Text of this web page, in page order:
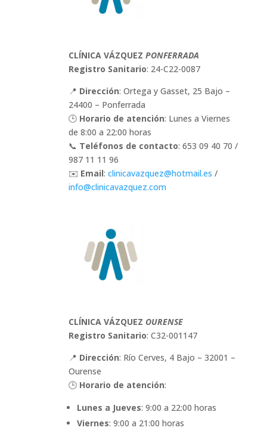
CLÍNICA VÁZQUEZPONFERRADA
Registro Sanitario: 24-C22-0087
📍 Dirección: Ortega y Gasset, 25 Bajo –
24400 – Ponferrada
🕒 Horario de atención: Lunes a Viernes
de 8:00 a 22:00 horas
📞 Teléfonos de contacto: 653 09 40 70 /
987 11 11 96
✉️ Email:clinicavazquez@hotmail.es /
info@clinicavazquez.com
CLÍNICA VÁZQUEZ OURENSE
Registro Sanitario: C32-001147
📍 Dirección: Río Cerves, 4 Bajo – 32001 –
Ourense
🕒 Horario de atención:
Lunes a Jueves: 9:00 a 22:00 horas
Viernes: 9:00 a 21:00 horas